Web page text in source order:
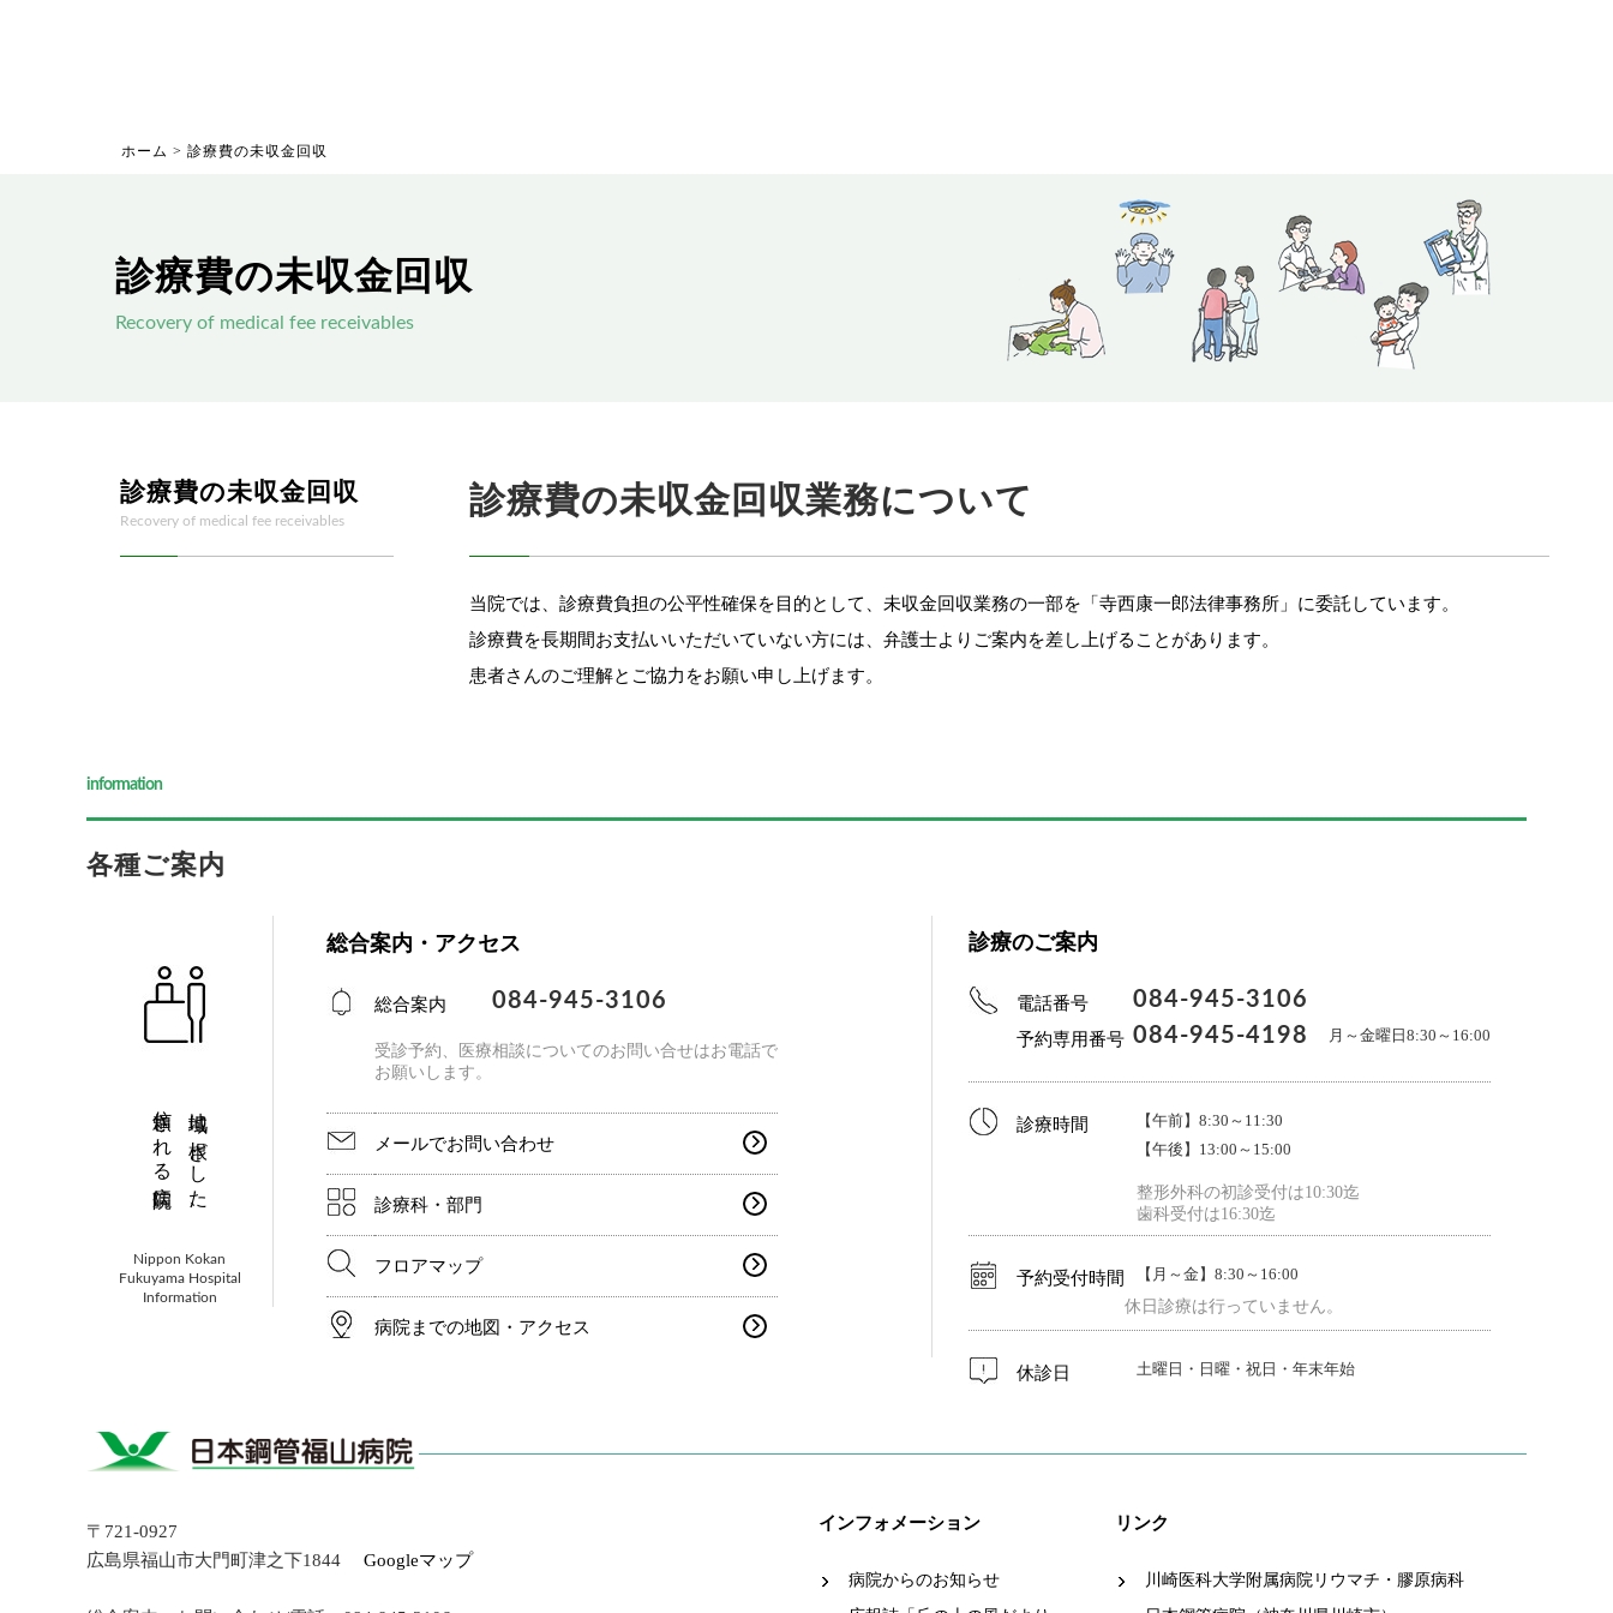
ホーム > 診療費の未収金回収
診療費の未収金回収
Recovery of medical fee receivables
診療費の未収金回収
Recovery of medical fee receivables
診療費の未収金回収業務について
当院では、診療費負担の公平性確保を目的として、未収金回収業務の一部を「寺西康一郎法律事務所」に委託しています。
診療費を長期間お支払いいただいていない方には、弁護士よりご案内を差し上げることがあります。
患者さんのご理解とご協力をお願い申し上げます。
information
各種ご案内
地域に根ざした、
信頼される病院に。
Nippon Kokan
Fukuyama Hospital
Information
総合案内・アクセス
総合案内 084-945-3106
受診予約、医療相談についてのお問い合せはお電話で
お願いします。
メールでお問い合わせ
診療科・部門
フロアマップ
病院までの地図・アクセス
診療のご案内
電話番号 084-945-3106
予約専用番号 084-945-4198 月～金曜日8:30～16:00
診療時間
【午前】8:30～11:30
【午後】13:00～15:00
整形外科の初診受付は10:30迄
歯科受付は16:30迄
予約受付時間
【月～金】8:30～16:00
休日診療は行っていません。
休診日 土曜日・日曜・祝日・年末年始
〒721-0927
広島県福山市大門町津之下1844 Googleマップ
インフォメーション
病院からのお知らせ
リンク
川崎医科大学附属病院リウマチ・膠原病科